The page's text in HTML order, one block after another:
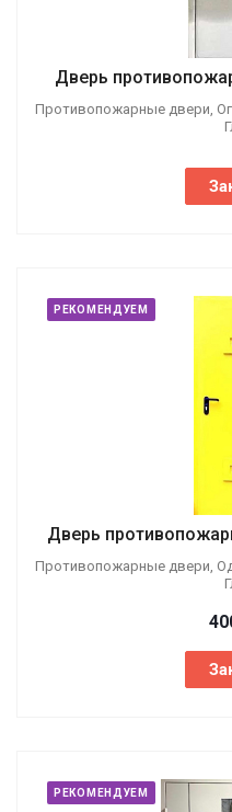
Дверь
Противопожарные двери,
РЕКОМЕНДУЕМ
Дверь
Противопожарные двери,
РЕКОМЕНДУЕМ